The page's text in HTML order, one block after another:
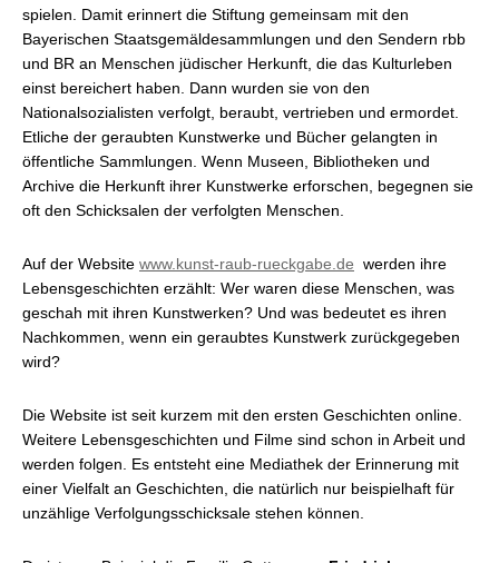
spielen. Damit erinnert die Stiftung gemeinsam mit den
Bayerischen Staatsgemäldesammlungen und den Sendern rbb
und BR an Menschen jüdischer Herkunft, die das Kulturleben
einst bereichert haben. Dann wurden sie von den
Nationalsozialisten verfolgt, beraubt, vertrieben und ermordet.
Etliche der geraubten Kunstwerke und Bücher gelangten in
öffentliche Sammlungen. Wenn Museen, Bibliotheken und
Archive die Herkunft ihrer Kunstwerke erforschen, begegnen sie
oft den Schicksalen der verfolgten Menschen.
Auf der Website www.kunst-raub-rueckgabe.de werden ihre
Lebensgeschichten erzählt: Wer waren diese Menschen, was
geschah mit ihren Kunstwerken? Und was bedeutet es ihren
Nachkommen, wenn ein geraubtes Kunstwerk zurückgegeben
wird?
Die Website ist seit kurzem mit den ersten Geschichten online.
Weitere Lebensgeschichten und Filme sind schon in Arbeit und
werden folgen. Es entsteht eine Mediathek der Erinnerung mit
einer Vielfalt an Geschichten, die natürlich nur beispielhaft für
unzählige Verfolgungsschicksale stehen können.